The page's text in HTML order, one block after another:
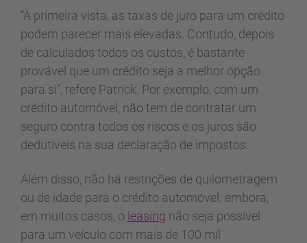
“À primeira vista, as taxas de juro para um crédito
podem parecer mais elevadas. Contudo, depois
de calculados todos os custos, é bastante
provável que um crédito seja a melhor opção
para si”, refere Patrick. Por exemplo, com um
crédito automóvel, não tem de contratar um
seguro contra todos os riscos e os juros são
dedutíveis na sua declaração de impostos.
Além disso, não há restrições de quilometragem
ou de idade para o crédito automóvel: embora,
em muitos casos, o leasing não seja possível
para um veículo com mais de 100 mil